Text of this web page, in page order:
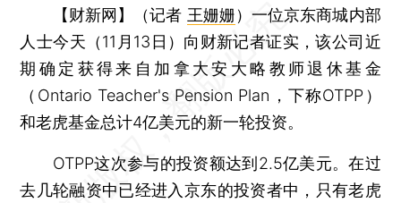
【财新网】（记者 王姗姗） 一位京东商城内部
人士今天（11月13日）向财新记者证实，该公司近
期确定获得来自加拿大安大略教师退休基金
（Ontario Teacher's Pension Plan，下称OTPP）
和老虎基金总计4亿美元的新一轮投资。
OTPP这次参与的投资额达到2.5亿美元。在过
去几轮融资中已经进入京东的投资者中，只有老虎